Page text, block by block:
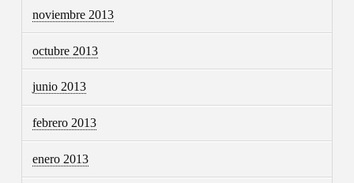
noviembre 2013
octubre 2013
junio 2013
febrero 2013
enero 2013